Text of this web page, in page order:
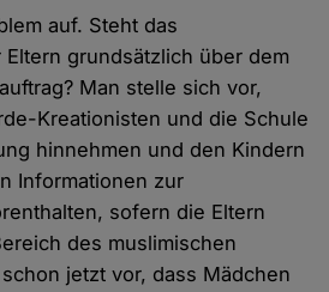
auf. Steht das
grundsätzlich über dem
Man stelle sich vor,
Kreationisten und die Schule
hinnehmen und den Kindern
Informationen zur
sofern die Eltern
des muslimischen
jetzt vor, dass Mädchen